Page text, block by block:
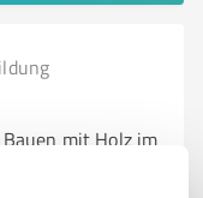
mit Holz im